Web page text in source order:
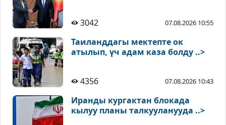
3042 07.08.2026 10:55
Таиланддагы мектепте ок
атылып, үч адам каза болду ..>
4356 07.08.2026 10:43
Иранды кургактан блокада
кылуу планы талкууланууда ..>